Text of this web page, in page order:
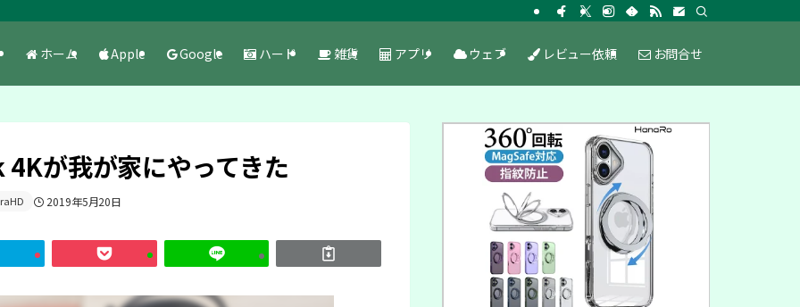
ホーム Apple Google ハード 雑貨 アプリ ウェブ レビュー依頼 お問合せ
が我が家にやってきた
2019年5月20日